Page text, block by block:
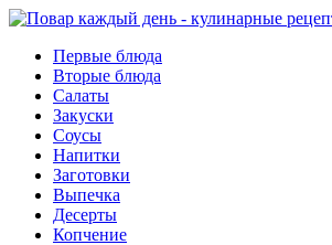
Первые блюда
Вторые блюда
Салаты
Закуски
Соусы
Напитки
Заготовки
Выпечка
Десерты
Копчение